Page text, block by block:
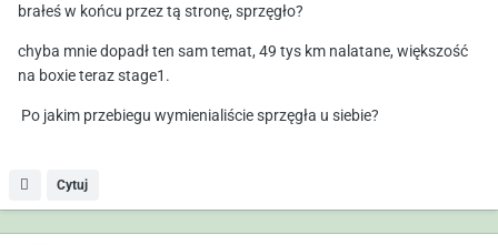
brałeś w końcu przez tą stronę, sprzęgło?
chyba mnie dopadł ten sam temat, 49 tys km nalatane, większość
na boxie teraz stage1.
Po jakim przebiegu wymienialiście sprzęgła u siebie?
Cytuj